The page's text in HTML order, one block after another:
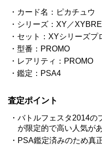
カード名：ピカチュウ
シリーズ：XY／
セット：XYシリーズプ
型番：PROMO
レアリティ：PROMO
鑑定：PSA4
査定ポイント
バトルフェスタ2014の
が限定的で高い人気があ
PSA鑑定済みのため真